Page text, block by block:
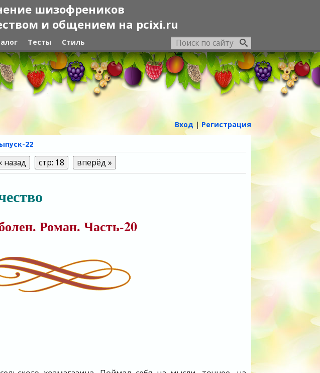
шизофреников
и общением на pcixi.ru
Тесты Стиль
Вход | Регистрация
22
Роман. Часть-20